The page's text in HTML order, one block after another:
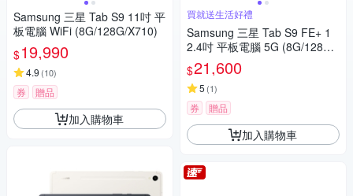
Samsung 三星 Tab S9 11吋 平
板電腦 WiFi (8G/128G/X710)
$19,990
4.9 (10)
券 贈品
加入購物車
買就送生活好禮
Samsung 三星 Tab S9 FE+ 1
2.4吋 平板電腦 5G (8G/128G/
X616)
$21,600
5 (1)
券 贈品
加入購物車